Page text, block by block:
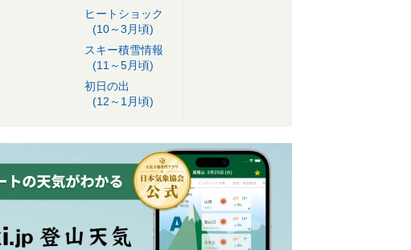
ヒートショック
(10～3月頃)
スキー積雪情報
(11～5月頃)
初日の出
(12～1月頃)